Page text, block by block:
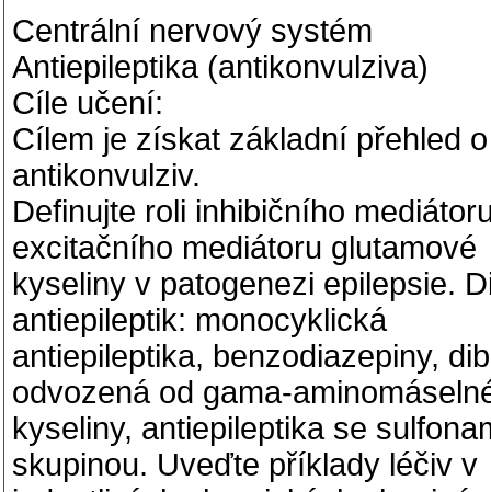
Centrální nervový systém
Antiepileptika (antikonvulziva)
Cíle učení:
Cílem je získat základní přehled
antikonvulziv.
Definujte roli inhibičního
excitačního mediátoru glutamové
kyseliny v patogenezi epilepsie.
antiepileptik: monocyklická
antiepileptika, benzodiazepiny,
odvozená od gama-
kyseliny, antiepileptika se
skupinou. Uveďte příklady léčiv v